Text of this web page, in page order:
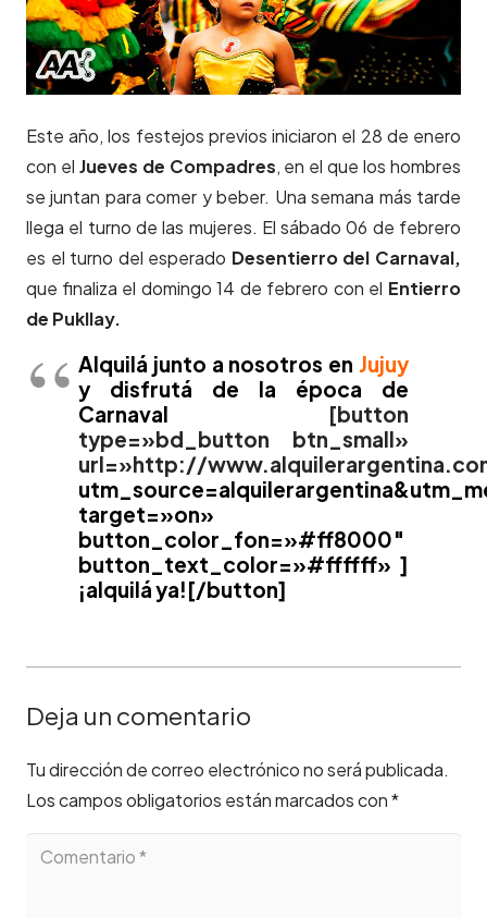
Este año, los festejos previos iniciaron el 28 de enero
con el Jueves de Compadres, en el que los hombres
se juntan para comer y beber. Una semana más tarde
llega el turno de las mujeres. El sábado 06 de febrero
es el turno del esperado Desentierro del Carnaval,
que finaliza el domingo 14 de febrero con el Entierro
de Pukllay.
Alquilá junto a nosotros en Jujuy
y disfrutá de la época de
Carnaval [button
type=»bd_button btn_small»
url=»http://
target=»on»
button_color_fon=»#ff8000″
button_text_color=»#ffffff» ]
¡alquilá ya![/button]
Deja un comentario
Tu dirección de correo electrónico no será publicada.
Los campos obligatorios están marcados con*